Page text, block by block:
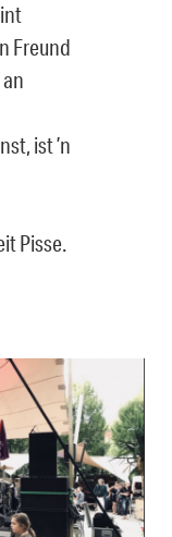
Freund
ist ’n
Pisse.